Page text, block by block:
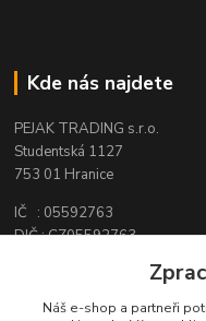
Kde nás najdete
PEJAK TRADING s.r.o.
Studentská 1127
753 01 Hranice
IČ : 05592763
DIČ : CZ05592763
Náš e-shop a partneři